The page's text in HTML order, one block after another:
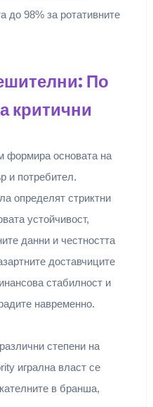
до 98% за ротативните
По
критични
формира основата на
и потребител.
определят стриктни
устойчивост,
данни и честността
доставчиците
стабилност и
навременно.
степени на
игрална власт се
в бранша,